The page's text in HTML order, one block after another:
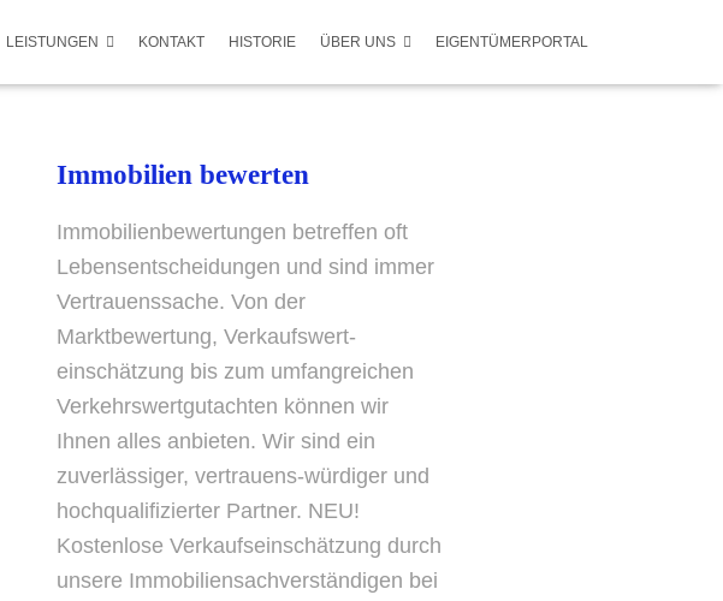
LEISTUNGEN KONTAKT HISTORIE ÜBER UNS EIGENTÜMERPORTAL
Immobilien bewerten
Immobilienbewertungen betreffen oft
Lebensentscheidungen und sind immer
Vertrauenssache. Von der
Marktbewertung, Verkaufswert-
einschätzung bis zum umfangreichen
Verkehrswertgutachten können wir
Ihnen alles anbieten. Wir sind ein
zuverlässiger, vertrauens-würdiger und
hochqualifizierter Partner. NEU!
Kostenlose Verkaufseinschätzung durch
unsere Immobiliensachverständigen bei